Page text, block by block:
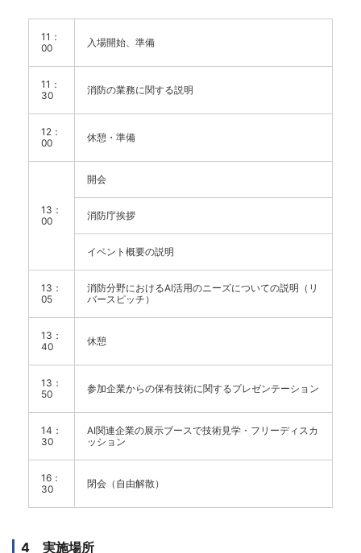
11：
00
入場開始、準備
11：
30
消防の業務に関する説明
12：
00
休憩・準備
13：
00
開会
消防庁挨拶
イベント概要の説明
13：
05
消防分野におけるAI活用のニーズについての説明（リ
バースピッチ）
13：
40
休憩
13：
50
参加企業からの保有技術に関するプレゼンテーション
14：
30
AI関連企業の展示ブースで技術見学・フリーディスカ
ッション
16：
30
閉会（自由解散）
4 実施場所